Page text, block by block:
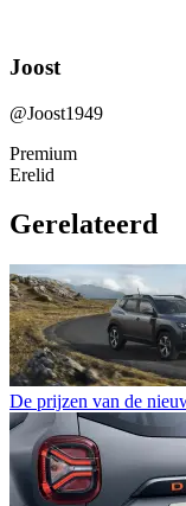
Joost
@Joost1949
Premium
Erelid
Gerelateerd
De prijzen van de